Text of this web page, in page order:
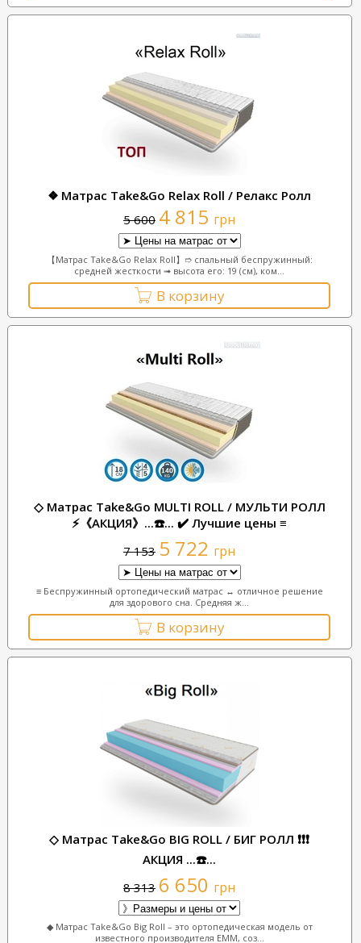
❖ Матрас Take&Go Relax Roll / Релакс Ролл
5 600 4 815 грн
【Матрас Take&Go Relax Roll】➱ спальный беспружинный:
средней жесткости ➟ высота его: 19 (см), ком...
В корзину
◇ Матрас Take&Go MULTI ROLL / МУЛЬТИ РОЛЛ
⚡《АКЦИЯ》...☎️... ✔️ Лучшие цены ≡
7 153 5 722 грн
≡ Беспружинный ортопедический матрас ↔ отличное решение
для здорового сна. Средняя ж...
В корзину
◇ Матрас Take&Go BIG ROLL / БИГ РОЛЛ ❗❗❗
АКЦИЯ ...☎️...
8 313 6 650 грн
◆ Матрас Take&Go Big Roll – это ортопедическая модель от
известного производителя ЕММ, соз...